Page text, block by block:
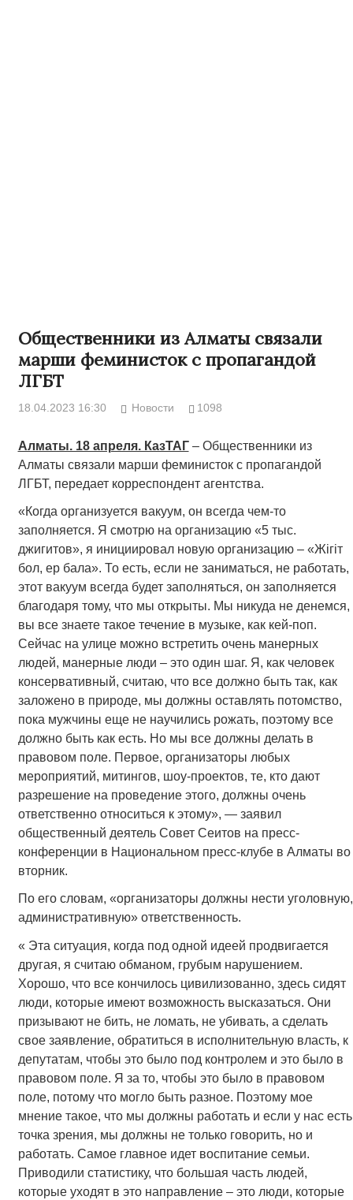
Общественники из Алматы связали
марши феминисток с пропагандой
ЛГБТ
18.04.2023 16:30 Новости 1098
Алматы. 18 апреля. КазТАГ– Общественники из
Алматы связали марши феминисток с пропагандой
ЛГБТ, передает корреспондент агентства.
«Когда организуется вакуум, он всегда чем-то
заполняется. Я смотрю на организацию «5 тыс.
джигитов», я инициировал новую организацию – «Жігіт
бол, ер бала». То есть, если не заниматься, не работать,
этот вакуум всегда будет заполняться, он заполняется
благодаря тому, что мы открыты. Мы никуда не денемся,
вы все знаете такое течение в музыке, как кей-поп.
Сейчас на улице можно встретить очень манерных
людей, манерные люди – это один шаг. Я, как человек
консервативный, считаю, что все должно быть так, как
заложено в природе, мы должны оставлять потомство,
пока мужчины еще не научились рожать, поэтому все
должно быть как есть. Но мы все должны делать в
правовом поле. Первое, организаторы любых
мероприятий, митингов, шоу-проектов, те, кто дают
разрешение на проведение этого, должны очень
ответственно относиться к этому», — заявил
общественный деятель Совет Сеитов на пресс-
конференции в Национальном пресс-клубе в Алматы во
вторник.
По его словам, «организаторы должны нести уголовную,
административную» ответственность.
« Эта ситуация, когда под одной идеей продвигается
другая, я считаю обманом, грубым нарушением.
Хорошо, что все кончилось цивилизованно, здесь сидят
люди, которые имеют возможность высказаться. Они
призывают не бить, не ломать, не убивать, а сделать
свое заявление, обратиться в исполнительную власть, к
депутатам, чтобы это было под контролем и это было в
правовом поле. Я за то, чтобы это было в правовом
поле, потому что могло быть разное. Поэтому мое
мнение такое, что мы должны работать и если у нас есть
точка зрения, мы должны не только говорить, но и
работать. Самое главное идет воспитание семьи.
Приводили статистику, что большая часть людей,
которые уходят в это направление – это люди, которые